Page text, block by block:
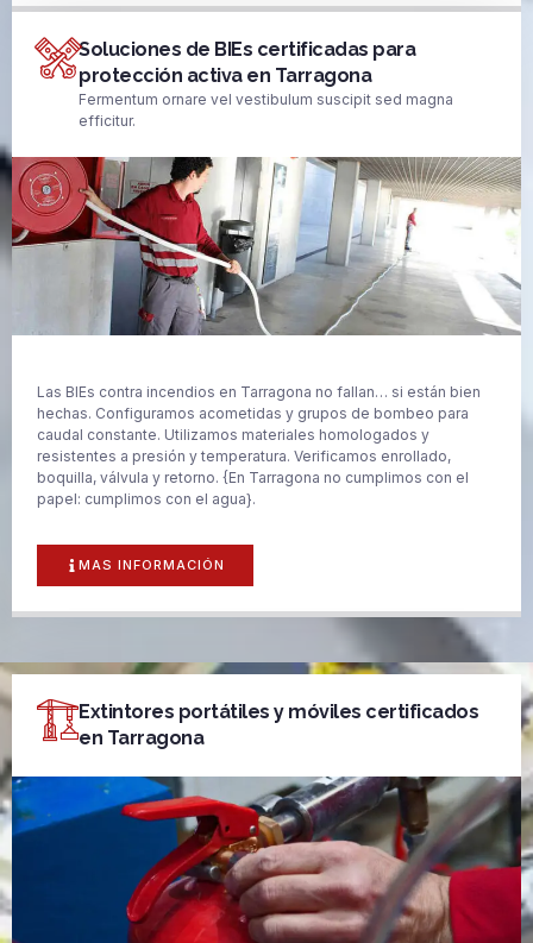
Soluciones de BIEs certificadas para
protección activa en Tarragona
Fermentum ornare vel vestibulum suscipit sed magna
efficitur.
Las BIEs contra incendios en Tarragona no fallan… si están bien
hechas. Configuramos acometidas y grupos de bombeo para
caudal constante. Utilizamos materiales homologados y
resistentes a presión y temperatura. Verificamos enrollado,
boquilla, válvula y retorno. {En Tarragona no cumplimos con el
papel: cumplimos con el agua}.
MAS INFORMACIÓN
Extintores portátiles y móviles certificados
en Tarragona